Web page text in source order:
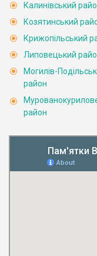
Калинівський
Козятинський
Крижопільський
Липовецький
Могилів-
район
район